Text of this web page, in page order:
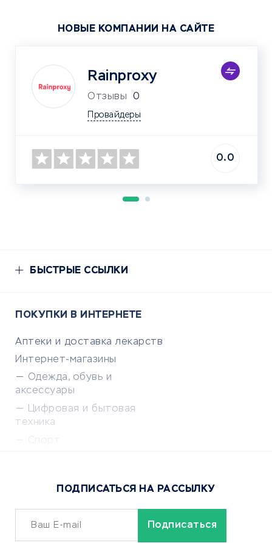
НОВЫЕ КОМПАНИИ НА САЙТЕ
Rainproxy
Отзывы 0
Провайдеры
0.0
БЫСТРЫЕ ССЫЛКИ
ПОКУПКИ В ИНТЕРНЕТЕ
Аптеки и доставка лекарств
Интернет-магазины
Одежда, обувь и
аксессуары
Цифровая и бытовая
техника
Сервисы доставки
ОБУЧЕНИЕ И РАБОТА
ПОДПИСАТЬСЯ НА РАССЫЛКУ